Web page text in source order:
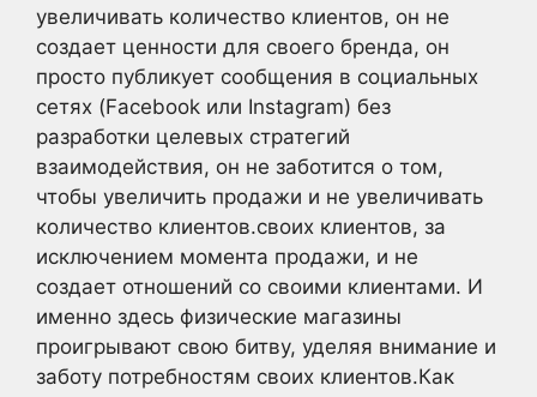
увеличивать количество клиентов, он не
создает ценности для своего бренда, он
просто публикует сообщения в социальных
сетях (Facebook или Instagram) без
разработки целевых стратегий
взаимодействия, он не заботится о том,
чтобы увеличить продажи и не увеличивать
количество клиентов.своих клиентов, за
исключением момента продажи, и не
создает отношений со своими клиентами. И
именно здесь физические магазины
проигрывают свою битву, уделяя внимание и
заботу потребностям своих клиентов.Как